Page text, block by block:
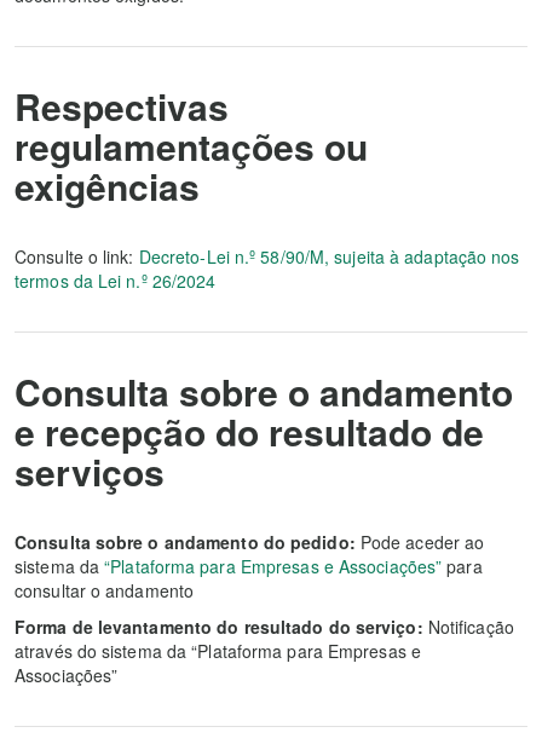
Respectivas
regulamentações ou
exigências
Consulte o link: Decreto-Lei n.º 58/90/M, sujeita à adaptação nos
termos da Lei n.º 26/2024
Consulta sobre o andamento
e recepção do resultado de
serviços
Consulta sobre o andamento do pedido: Pode aceder ao
sistema da “Plataforma para Empresas e Associações” para
consultar o andamento
Forma de levantamento do resultado do serviço: Notificação
através do sistema da “Plataforma para Empresas e
Associações”